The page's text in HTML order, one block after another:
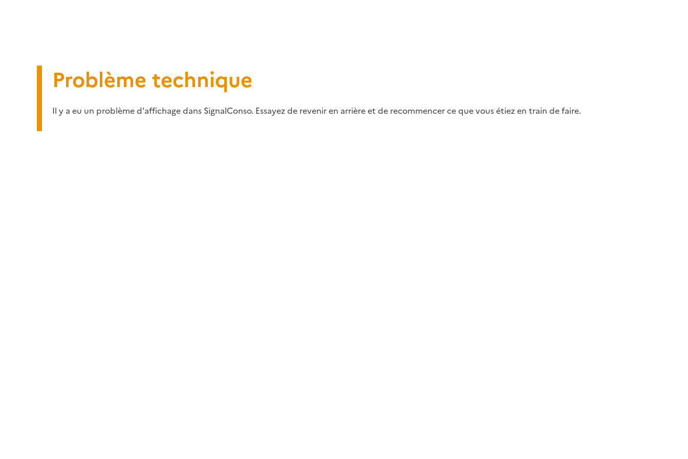
Problème technique
Il y a eu un problème d'affichage dans SignalConso. Essayez de revenir en arrière et de recommencer ce que vous étiez en train de faire.